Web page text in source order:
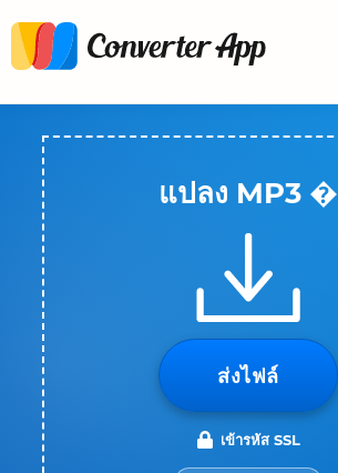
แปลง MP3 �
ส่งไฟล์
เข้ารหัส SSL